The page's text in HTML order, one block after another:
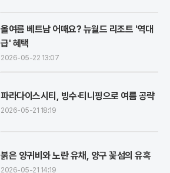
올여름 베트남 어때요? 뉴월드 리조트 '역대
급' 혜택
2026-05-22 13:07
파라다이스시티, 빙수·티니핑으로 여름 공략
2026-05-21 18:19
붉은 양귀비와 노란 유채, 양구 꽃섬의 유혹
2026-05-21 14:19